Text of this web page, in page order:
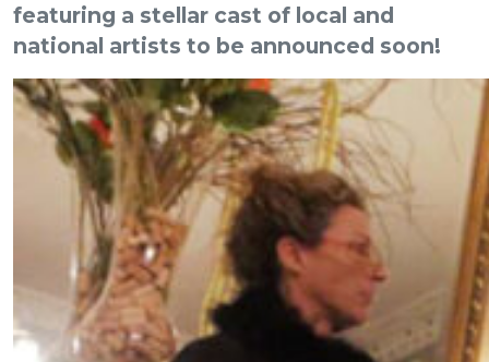
featuring a stellar cast of local and
national artists to be announced soon!